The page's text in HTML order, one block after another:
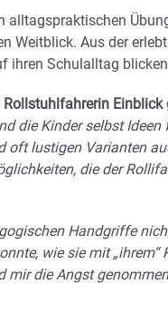
alltagspraktischen
Weitblick. Aus der
ihren Schulalltag
die Kinder selbst
oft lustigen Varianten
die der
Handgriffe
wie sie mit
die Angst